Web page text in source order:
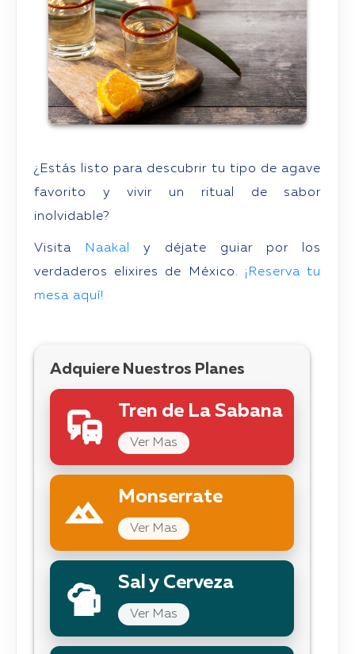
¿Estás listo para descubrir tu tipo de agave
favorito y vivir un ritual de sabor
inolvidable?
Visita Naakal
y déjate guiar por los
verdaderos elixires de México. ¡Reserva tu
mesa aquí!
Adquiere Nuestros Planes
Tren de La Sabana
Ver Mas
Monserrate
Ver Mas
Sal y Cerveza
Ver Mas